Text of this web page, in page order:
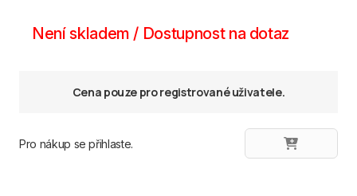
Není skladem / Dostupnost na dotaz
Cena pouze pro registrované uživatele.
Pro nákup se přihlaste.